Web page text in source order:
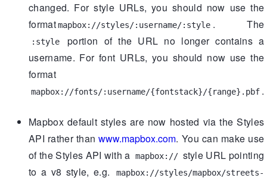
changed. For style URLs, you should now use the
format mapbox://styles/:username/:style . The
:style
portion of the URL no longer contains a
username. For font URLs, you should now use the
format
mapbox://fonts/:username/{fontstack}/{range}.pbf .
Mapbox default styles are now hosted via the Styles
API rather thanwww.mapbox.com. You can make use
of the Styles API with a mapbox:// style URL pointing
to a v8 style, e.g.
mapbox://styles/mapbox/streets-